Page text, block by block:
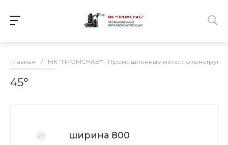
Главная / МК "ПРОМСНАБ" - Промышленные
45°
ширина 800